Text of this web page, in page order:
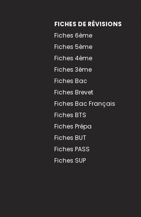
FICHES DE RÉVISIONS
Fiches 6ème
Fiches 5ème
Fiches 4ème
Fiches 3ème
Fiches Bac
Fiches Brevet
Fiches Bac Français
Fiches BTS
Fiches Prépa
Fiches BUT
Fiches PASS
Fiches SUP